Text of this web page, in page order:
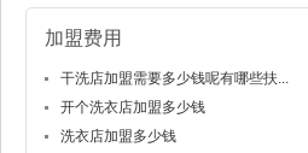
加盟费用
干洗店加盟需要多少钱呢有哪些扶...
开个洗衣店加盟多少钱
洗衣店加盟多少钱